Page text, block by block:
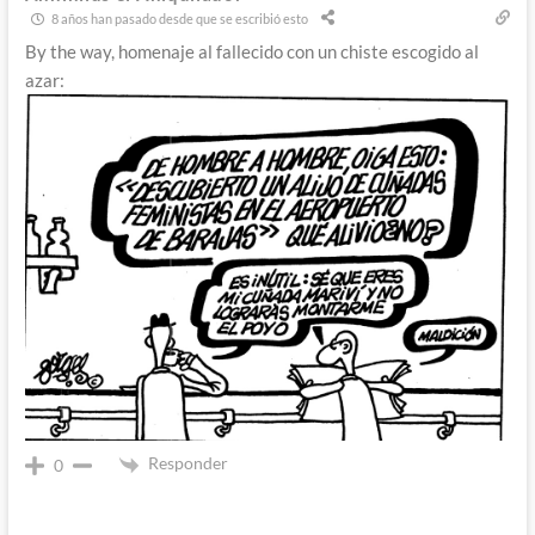
8 años han pasado desde que se escribió esto
By the way, homenaje al fallecido con un chiste escogido al
azar:
0 Responder